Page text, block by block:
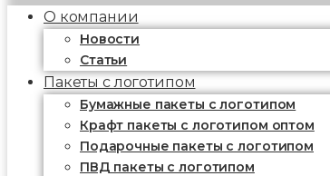
О компании
Новости
Статьи
Пакеты с логотипом
Бумажные пакеты с логотипом
Крафт пакеты с логотипом оптом
Подарочные пакеты с логотипом
ПВД пакеты с логотипом